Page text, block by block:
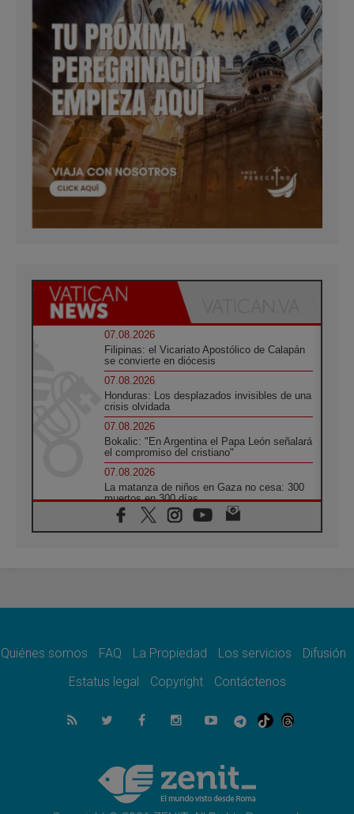
07.08.2026
Filipinas: el Vicariato Apostólico de Calapán
se convierte en diócesis
07.08.2026
Honduras: Los desplazados invisibles de una
crisis olvidada
07.08.2026
Bokalic: "En Argentina el Papa León señalará
el compromiso del cristiano"
07.08.2026
La matanza de niños en Gaza no cesa: 300
muertos en 300 días
07.08.2026
Tagle: La guerra desfigura el mundo, solo la
como misión al servicio del Evangelio
SIGNIS 2026, dar voz a las religiosas en el
07.08.2026
Lanzan un proyecto de empoderamiento
Programa oficial del Viaje Apostólico del
Papa León XIV a Francia
Quiénes somos FAQ La Propiedad Los servicios
Difusión
Estatus legal
Copyright Contáctenos